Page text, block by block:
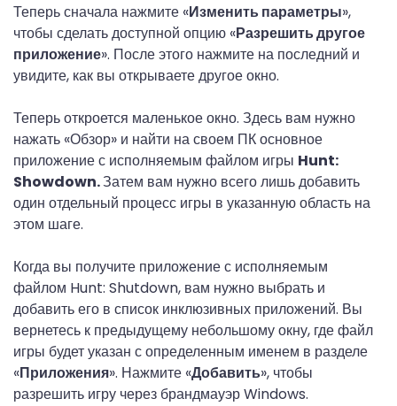
Теперь сначала нажмите «Изменить параметры»,
чтобы сделать доступной опцию «Разрешить другое
приложение». После этого нажмите на последний и
увидите, как вы открываете другое окно.
Теперь откроется маленькое окно. Здесь вам нужно
нажать «Обзор» и найти на своем ПК основное
приложение с исполняемым файлом игры Hunt:
Showdown.Затем вам нужно всего лишь добавить
один отдельный процесс игры в указанную область на
этом шаге.
Когда вы получите приложение с исполняемым
файлом Hunt: Shutdown, вам нужно выбрать и
добавить его в список инклюзивных приложений. Вы
вернетесь к предыдущему небольшому окну, где файл
игры будет указан с определенным именем в разделе
«Приложения». Нажмите «Добавить», чтобы
разрешить игру через брандмауэр Windows.